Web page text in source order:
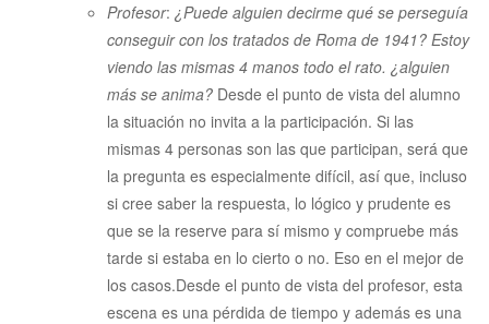
Profesor: ¿Puede alguien decirme qué se perseguía
conseguir con los tratados de Roma de 1941? Estoy
viendo las mismas 4 manos todo el rato. ¿alguien
más se anima? Desde el punto de vista del alumno
la situación no invita a la participación. Si las
mismas 4 personas son las que participan, será que
la pregunta es especialmente difícil, así que, incluso
si cree saber la respuesta, lo lógico y prudente es
que se la reserve para sí mismo y compruebe más
tarde si estaba en lo cierto o no. Eso en el mejor de
los casos.Desde el punto de vista del profesor, esta
escena es una pérdida de tiempo y además es una